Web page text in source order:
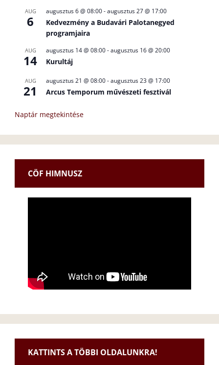
AUG
6
augusztus 6 @ 08:00-augusztus 27 @ 17:00
Kedvezmény a Budavári Palotanegyed
programjaira
AUG
14
augusztus 14 @ 08:00-augusztus 16 @ 20:00
Kurultáj
AUG
21
augusztus 21 @ 08:00-augusztus 23 @ 17:00
Arcus Temporum művészeti fesztivál
Naptár megtekintése
CÖF HIMNUSZ
KATTINTS A TÖBBI OLDALUNKRA!